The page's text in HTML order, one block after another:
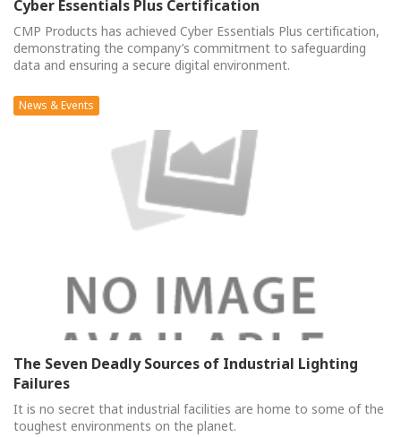
Cyber Essentials Plus Certification
CMP Products has achieved Cyber Essentials Plus certification,
demonstrating the company’s commitment to safeguarding
data and ensuring a secure digital environment.
News & Events
The Seven Deadly Sources of Industrial Lighting
Failures
It is no secret that industrial facilities are home to some of the
toughest environments on the planet.